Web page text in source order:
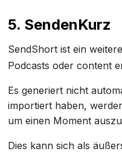
5. SendenKurz
SendShort ist ein
Podcasts oder content
Es generiert nicht
importiert haben,
um einen Moment
Dies kann sich als